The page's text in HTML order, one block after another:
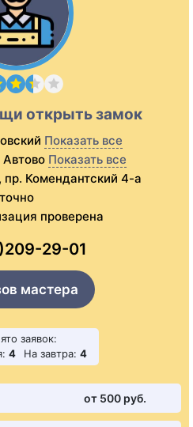
открыть замок
Показать все
Показать все
пр. Комендантский 4-а
проверена
29-01
мастера
заявок:
4 На завтра: 4
от 500 pуб.